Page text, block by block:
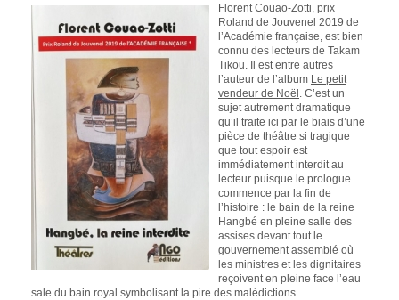
Florent Couao-Zotti, prix
Roland de Jouvenel 2019 de
l’Académie française, est bien
connu des lecteurs de Takam
Tikou. Il est entre autres
l’auteur de l’album Le petit
vendeur de Noël . C’est un
sujet autrement dramatique
qu’il traite ici par le biais d’une
pièce de théâtre si tragique
que tout espoir est
immédiatement interdit au
lecteur puisque le prologue
commence par la fin de
l’histoire : le bain de la reine
Hangbé en pleine salle des
assises devant tout le
gouvernement assemblé où
les ministres et les dignitaires
reçoivent en pleine face l’eau
sale du bain royal symbolisant la pire des malédictions.